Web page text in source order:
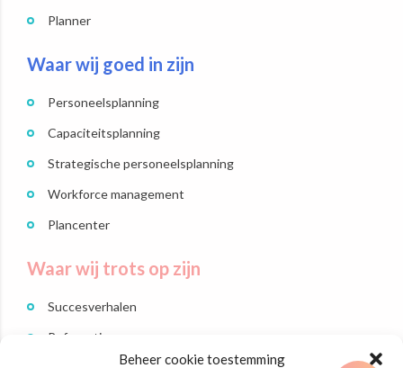
Beheer cookie toestemming
Planner
Waar wij goed in zijn
Personeelsplanning
Capaciteitsplanning
Strategische personeelsplanning
Workforce management
Plancenter
Waar wij trots op zijn
Succesverhalen
Referenties